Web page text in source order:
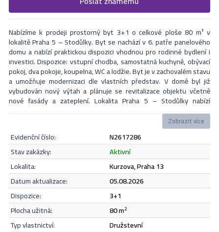
nejbližší Vás naši makléři kontaktují.
Souhlasím sezásadami ochrany osobních údajů.
Odeslat
Formulář odešle nabídku na uvedený email
Nabízíme k prodeji prostorný byt 3+1 o celkové ploše 80 m² v
lokalitě Praha 5 – Stodůlky. Byt se nachází v 6. patře panelového
domu a nabízí praktickou dispozici vhodnou pro rodinné bydlení i
investici. Dispozice: vstupní chodba, samostatná kuchyně, obývací
pokoj, dva pokoje, koupelna, WC a lodžie. Byt je v zachovalém stavu
a umožňuje modernizaci dle vlastních představ. V domě byl již
vybudován nový výtah a plánuje se revitalizace objektu včetně
nové fasády a zateplení. Lokalita Praha 5 – Stodůlky nabízí
kompletní občanskou vybavenost a dobrou dopravní dostupnost.
Byt je v družstevním vlastnictví. Financování lze řešit speciálními
úvěrovými produkty určenými pro družstevní bydlení. Nemovitost
je aktuálně pronajata spolehlivým nájemníkům, s možností
ponechání nebo uvolnění dle dohody. V případě zájmu či dotazů mě
neváhejte kontaktovat.
Zobrazit více
evidenční číslo:
N2617286
stav zakázky:
aktivní
lokalita:
Kurzova, Praha 13
datum aktualizace:
05.08.2026
dispozice:
3+1
plocha užitná:
80 m2
typ vlastnictví:
družstevní